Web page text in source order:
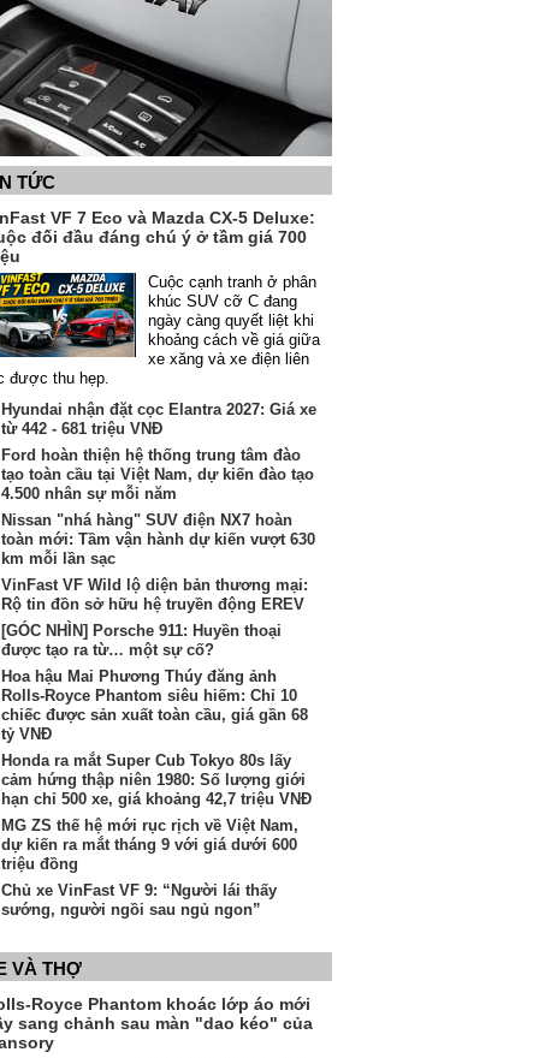
TỨC
VF 7 Eco và Mazda CX-5 Deluxe:
đối đầu đáng chú ý ở tầm giá 700
Cuộc cạnh tranh ở phân
khúc SUV cỡ C đang
ngày càng quyết liệt khi
khoảng cách về giá giữa
xe xăng và xe điện liên
được thu hẹp.
Hyundai nhận đặt cọc Elantra 2027: Giá xe
từ 442 - 681 triệu VNĐ
Ford hoàn thiện hệ thống trung tâm đào
tạo toàn cầu tại Việt Nam, dự kiến đào tạo
4.500 nhân sự mỗi năm
Nissan "nhá hàng" SUV điện NX7 hoàn
toàn mới: Tầm vận hành dự kiến vượt 630
km mỗi lần sạc
VinFast VF Wild lộ diện bản thương mại:
Rộ tin đồn sở hữu hệ truyền động EREV
[GÓC NHÌN] Porsche 911: Huyền thoại
được tạo ra từ… một sự cố?
Hoa hậu Mai Phương Thúy đăng ảnh
Rolls-Royce Phantom siêu hiếm: Chỉ 10
chiếc được sản xuất toàn cầu, giá gần 68
tỷ VNĐ
Honda ra mắt Super Cub Tokyo 80s lấy
cảm hứng thập niên 1980: Số lượng giới
hạn chỉ 500 xe, giá khoảng 42,7 triệu VNĐ
MG ZS thế hệ mới rục rịch về Việt Nam,
dự kiến ra mắt tháng 9 với giá dưới 600
triệu đồng
Chủ xe VinFast VF 9: “Người lái thấy
sướng, người ngồi sau ngủ ngon”
VÀ THỢ
Royce Phantom khoác lớp áo mới
sang chảnh sau màn "dao kéo" của